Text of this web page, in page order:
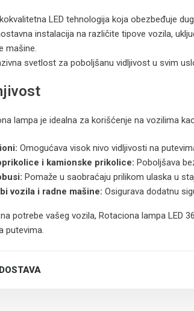
LED tehnologija koja obezbeđuje
instalacija na različite tipove vozila,
mašine.
svetlost za poboljšanu vidljivost u svim
lampa je idealna za korišćenje na vozilima
Omogućava visok nivo vidljivosti na
i kamionske prikolice: Poboljšava
Pomaže u saobraćaju prilikom ulaska u
vozila i radne mašine: Osigurava dodatnu
potrebe vašeg vozila, Rotaciona lampa LED
putevima.